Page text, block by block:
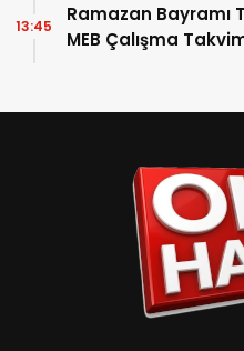
Ramazan Bayramı
MEB Çalışma
13:45